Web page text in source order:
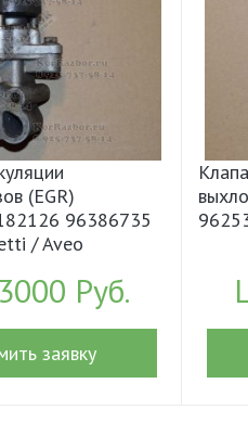
(EGR)
96386735
/ Aveo
Руб.
заявку